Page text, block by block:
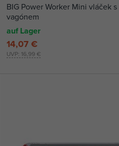
BIG Power Worker Mini vláček s
vagónem
auf Lager
UVP: 16,99 €
14,07 €